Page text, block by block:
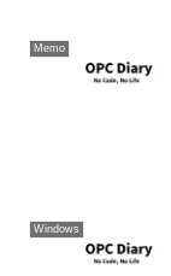
Memo
Windows